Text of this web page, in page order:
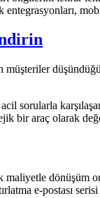
sorularla
bir araç olarak
dönüşüm
e-postası